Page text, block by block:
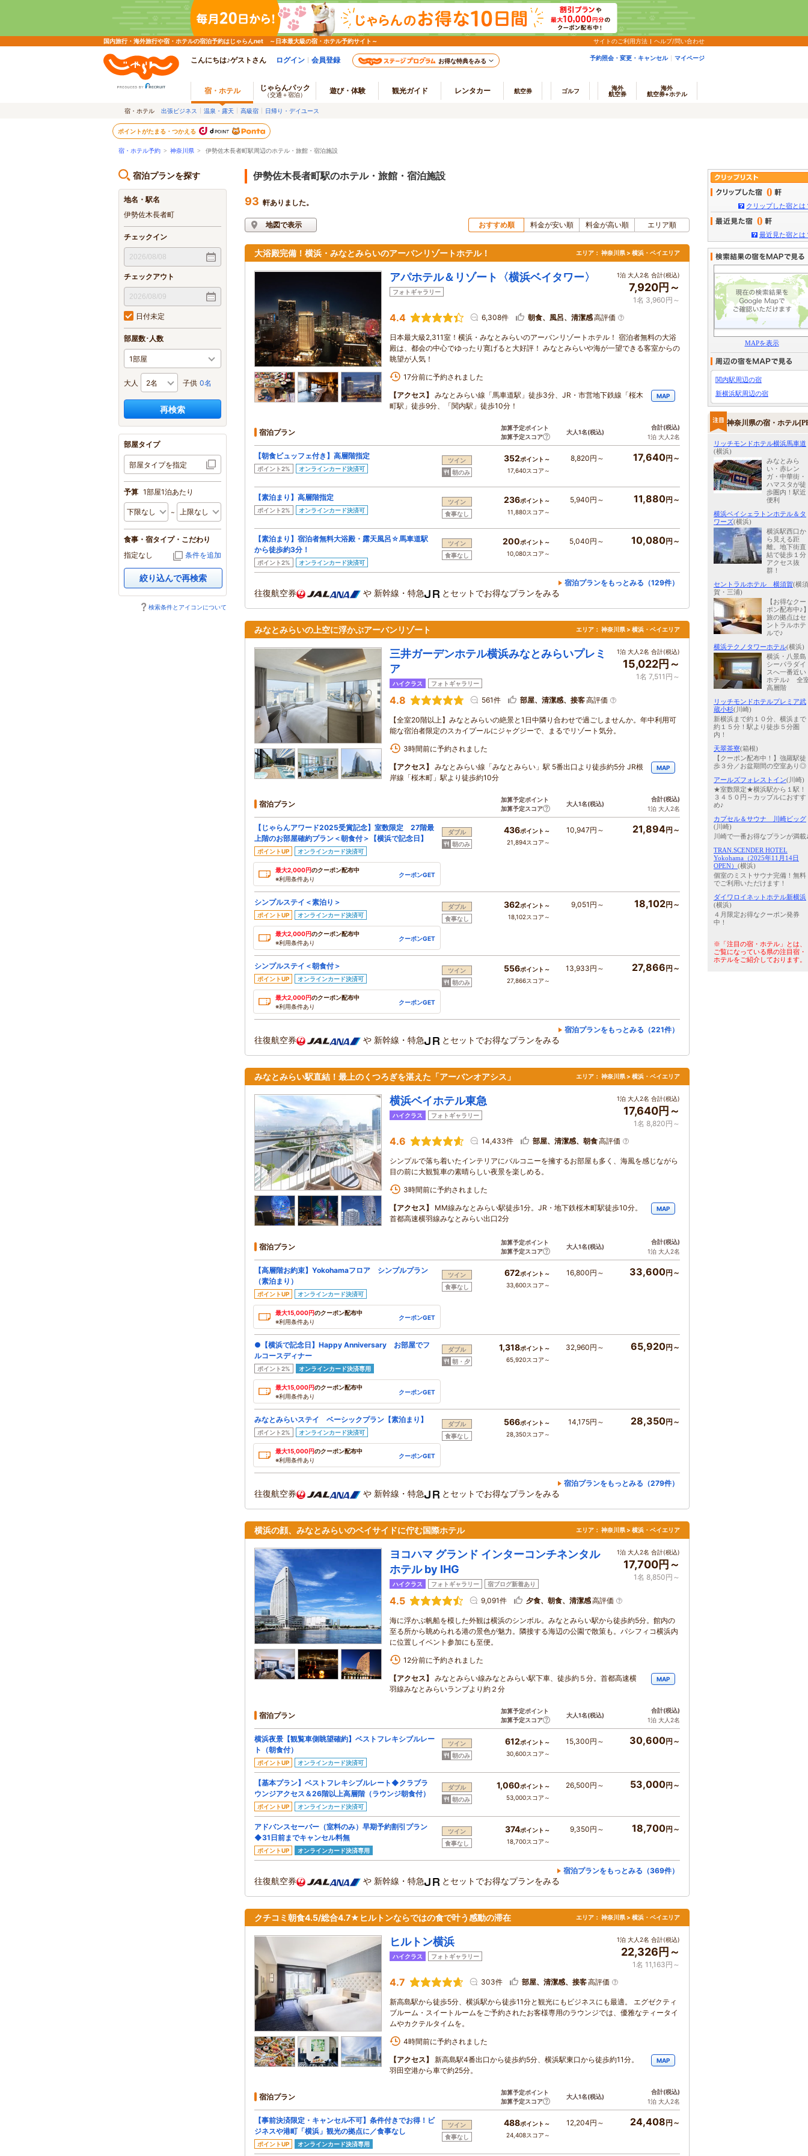
国内旅行・海外旅行や宿・ホテルの宿泊予約はじゃらんnet ～日本最大級の宿・ホテル予約サイト～ サイトのご利用方法 ヘルプ/問い合わせ
こんにちは♪ゲストさん ログイン 会員登録 お得な特典をみる 予約照会・変更・キャンセル マイページ
宿・ホテル じゃらんパック
（交通＋宿泊） 遊び・体験 観光ガイド レンタカー 航空券 ゴルフ
海外
航空券
海外
航空券+ホテル
宿・ホテル 出張ビジネス 温泉・露天 高級宿 日帰り・デイユース
ポイントがたまる・つかえる
宿・ホテル予約 > 神奈川県 > 伊勢佐木長者町駅周辺のホテル・旅館・宿泊施設
宿泊プランを探す
地名・駅名
伊勢佐木長者町
チェックイン
チェックアウト
日付未定
部屋数･人数
大人 子供 0名
再検索
部屋タイプ
部屋タイプを指定
予算 1部屋1泊あたり
食事・宿タイプ・こだわり
指定なし
条件を追加
絞り込んで再検索
検索条件とアイコンについて
伊勢佐木長者町駅のホテル・旅館・宿泊施設
93 軒ありました。
地図で表示 おすすめ順 料金が安い順 料金が高い順 エリア順
大浴殿完備！横浜・みなとみらいのアーバンリゾートホテル！ エリア： 神奈川県 > 横浜・ベイエリア
アパホテル＆リゾート〈横浜ベイタワー〉
フォトギャラリー
1泊 大人2名 合計(税込)
7,920円～
1名 3,960円～
4.4 6,308件 朝食、風呂、清潔感高評価
日本最大級2,311室！横浜・みなとみらいのアーバンリゾートホテル！ 宿泊者無料の大浴
殿は、都会の中心でゆったり寛げると大好評！ みなとみらいや海が一望できる客室からの
眺望が人気！
17分前に予約されました
【アクセス】
みなとみらい線「馬車道駅」徒歩3分、JR・市営地下鉄線「桜木
町駅」徒歩9分、「関内駅」徒歩10分！
MAP
宿泊プラン
加算予定ポイント
加算予定スコア
大人1名(税込)
合計(税込)
1泊 大人2名
【朝食ビュッフェ付き】高層階指定
ポイント2% オンラインカード決済可
ツイン
朝のみ
352ポイント～
17,640スコア～
8,820円～ 17,640円～
【素泊まり】高層階指定
ポイント2% オンラインカード決済可
ツイン
食事なし
236ポイント～
11,880スコア～
5,940円～ 11,880円～
【素泊まり】宿泊者無料大浴殿・露天風呂☆馬車道駅
から徒歩約3分！
ポイント2% オンラインカード決済可
ツイン
食事なし
200ポイント～
10,080スコア～
5,040円～ 10,080円～
宿泊プランをもっとみる（129件）
往復航空券 や 新幹線・特急 とセットでお得なプランをみる
みなとみらいの上空に浮かぶアーバンリゾート エリア： 神奈川県 > 横浜・ベイエリア
三井ガーデンホテル横浜みなとみらいプレミ
ア
ハイクラス フォトギャラリー
1泊 大人2名 合計(税込)
15,022円～
1名 7,511円～
4.8 561件 部屋、清潔感、接客高評価
【全室20階以上】みなとみらいの絶景と1日中隣り合わせで過ごしませんか。年中利用可
能な宿泊者限定のスカイプールにジャグジーで、まるでリゾート気分。
3時間前に予約されました
【アクセス】
みなとみらい線「みなとみらい」駅 5番出口より徒歩約5分 JR根
岸線「桜木町」駅より徒歩約10分
MAP
宿泊プラン
加算予定ポイント
加算予定スコア
大人1名(税込)
合計(税込)
1泊 大人2名
【じゃらんアワード2025受賞記念】室数限定 27階最
上階のお部屋確約プラン＜朝食付＞【横浜で記念日】
ポイントUP オンラインカード決済可
最大2,000円のクーポン配布中
※利用条件あり
クーポンGET
ダブル
朝のみ
436ポイント～
21,894スコア～
10,947円～ 21,894円～
シンプルステイ＜素泊り＞
ポイントUP オンラインカード決済可
最大2,000円のクーポン配布中
※利用条件あり
クーポンGET
ダブル
食事なし
362ポイント～
18,102スコア～
9,051円～ 18,102円～
シンプルステイ＜朝食付＞
ポイントUP オンラインカード決済可
最大2,000円のクーポン配布中
※利用条件あり
クーポンGET
ツイン
朝のみ
556ポイント～
27,866スコア～
13,933円～ 27,866円～
宿泊プランをもっとみる（221件）
往復航空券 や 新幹線・特急 とセットでお得なプランをみる
みなとみらい駅直結！最上のくつろぎを湛えた「アーバンオアシス」 エリア： 神奈川県 > 横浜・ベイエリア
横浜ベイホテル東急
ハイクラス フォトギャラリー
1泊 大人2名 合計(税込)
17,640円～
1名 8,820円～
4.6 14,433件 部屋、清潔感、朝食高評価
シンプルで落ち着いたインテリアにバルコニーを擁するお部屋も多く、海風を感じながら
目の前に大観覧車の素晴らしい夜景を楽しめる。
3時間前に予約されました
【アクセス】
MM線みなとみらい駅徒歩1分。JR・地下鉄桜木町駅徒歩10分。
首都高速横羽線みなとみらい出口2分
MAP
宿泊プラン
加算予定ポイント
加算予定スコア
大人1名(税込)
合計(税込)
1泊 大人2名
【高層階お約束】Yokohamaフロア シンプルプラン
（素泊まり）
ポイントUP オンラインカード決済可
最大15,000円のクーポン配布中
※利用条件あり
クーポンGET
ツイン
食事なし
672ポイント～
33,600スコア～
16,800円～ 33,600円～
●【横浜で記念日】Happy Anniversary お部屋でフ
ルコースディナー
ポイント2% オンラインカード決済専用
最大15,000円のクーポン配布中
※利用条件あり
クーポンGET
ダブル
朝・夕
1,318ポイント～
65,920スコア～
32,960円～ 65,920円～
みなとみらいステイ ベーシックプラン【素泊まり】
ポイント2% オンラインカード決済可
最大15,000円のクーポン配布中
※利用条件あり
クーポンGET
ダブル
食事なし
566ポイント～
28,350スコア～
14,175円～ 28,350円～
宿泊プランをもっとみる（279件）
往復航空券 や 新幹線・特急 とセットでお得なプランをみる
横浜の顔、みなとみらいのベイサイドに佇む国際ホテル エリア： 神奈川県 > 横浜・ベイエリア
ヨコハマ グランド インターコンチネンタル
ホテル by IHG
ハイクラス フォトギャラリー 宿ブログ新着あり
1泊 大人2名 合計(税込)
17,700円～
1名 8,850円～
4.5 9,091件 夕食、朝食、清潔感高評価
海に浮かぶ帆船を模した外観は横浜のシンボル。みなとみらい駅から徒歩約5分。館内の
至る所から眺められる港の景色が魅力。隣接する海辺の公園で散策も。パシフィコ横浜内
に位置しイベント参加にも至便。
12分前に予約されました
【アクセス】
みなとみらい線みなとみらい駅下車、徒歩約５分。首都高速横
羽線みなとみらいランプより約２分
MAP
宿泊プラン
加算予定ポイント
加算予定スコア
大人1名(税込)
合計(税込)
1泊 大人2名
横浜夜景【観覧車側眺望確約】ベストフレキシブルレー
ト（朝食付）
ポイントUP オンラインカード決済可
ツイン
朝のみ
612ポイント～
30,600スコア～
15,300円～ 30,600円～
【基本プラン】ベストフレキシブルレート◆クラブラ
ウンジアクセス＆26階以上高層階（ラウンジ朝食付）
ポイントUP オンラインカード決済可
ダブル
朝のみ
1,060ポイント～
53,000スコア～
26,500円～ 53,000円～
アドバンスセーバー（室料のみ）早期予約割引プラン
◆31日前までキャンセル料無
ポイントUP オンラインカード決済専用
ツイン
食事なし
374ポイント～
18,700スコア～
9,350円～ 18,700円～
宿泊プランをもっとみる（369件）
往復航空券 や 新幹線・特急 とセットでお得なプランをみる
クチコミ朝食4.5/総合4.7★ヒルトンならではの食で叶う感動の滞在 エリア： 神奈川県 > 横浜・ベイエリア
ヒルトン横浜
ハイクラス フォトギャラリー
1泊 大人2名 合計(税込)
22,326円～
1名 11,163円～
4.7 303件 部屋、清潔感、接客高評価
新高島駅から徒歩5分、横浜駅から徒歩11分と観光にもビジネスにも最適。 エグゼクティ
ブルーム・スイートルームをご予約されたお客様専用のラウンジでは、優雅なティータイ
ムやカクテルタイムを。
4時間前に予約されました
【アクセス】
新高島駅4番出口から徒歩約5分、横浜駅東口から徒歩約11分。
羽田空港から車で約25分。
MAP
宿泊プラン
加算予定ポイント
加算予定スコア
大人1名(税込)
合計(税込)
1泊 大人2名
【事前決済限定・キャンセル不可】条件付きでお得！ビ
ジネスや港町「横浜」観光の拠点に／食事なし
ポイントUP オンラインカード決済専用
ツイン
食事なし
488ポイント～
24,408スコア～
12,204円～ 24,408円～
0
クリップした宿とは
0
最近見た宿とは
MAPを表示
関内駅周辺の宿
新横浜駅周辺の宿
神奈川県の宿・ホテル
リッチモンドホテル横浜馬車道
(横浜)
みなとみら
い・赤レン
ガ・中華街・
ハマスタが徒
歩圏内！駅近
便利
横浜ベイシェラトンホテル＆タ
ワーズ(横浜)
横浜駅西口か
ら見える距
離。地下街直
結で徒歩１分
アクセス抜
群！
セントラルホテル 横須賀(横須
賀・三浦)
【お得なクー
ポン配布中♪
旅の拠点はセ
ントラルホテ
ルで♪
横浜テクノタワーホテル(横浜)
横浜・八景島
シーパラダイ
スへ一番近い
ホテル♪ 全
高層階
リッチモンドホテルプレミア武
蔵小杉(川崎)
新横浜まで約１０分、横浜まで
約１５分！駅より徒歩５分圏
内！
天翠茶寮(箱根)
【クーポン配布中！】強羅駅徒
歩３分／お盆期間の空室あり◎
アールズフォレストイン(川崎)
★室数限定★横浜駅から１駅！
３４５０円～カップルにおすす
め♪
カプセル＆サウナ 川崎ビッグ
(川崎)
川崎で一番お得なプランが満載
TRAN.SCENDER HOTEL
Yokohama（2025年11月14日
OPEN） (横浜)
個室のミストサウナ完備！無料
でご利用いただけます！
ダイワロイネットホテル新横浜
(横浜)
４月限定お得なクーポン発券
中！
※「注目の宿・ホテル」とは、
ご覧になっている県の注目宿・
ホテルをご紹介しております。